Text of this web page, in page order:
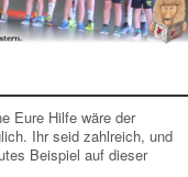
Eure Hilfe wäre der
Ihr seid zahlreich, und
Beispiel auf dieser